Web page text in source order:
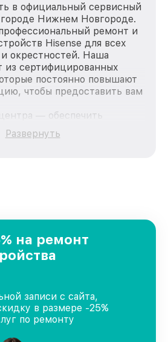
в официальный сервисный
Нижнем Новгороде.
ремонт и
Hisense для всех
окрестностей. Наша
из сертифицированных
постоянно повышают
чтобы предоставить вам
— обеспечить
ремонт для
продукции Hisense,
Развернуть
на ремонт
записи с сайта,
в размере -25%
по ремонту